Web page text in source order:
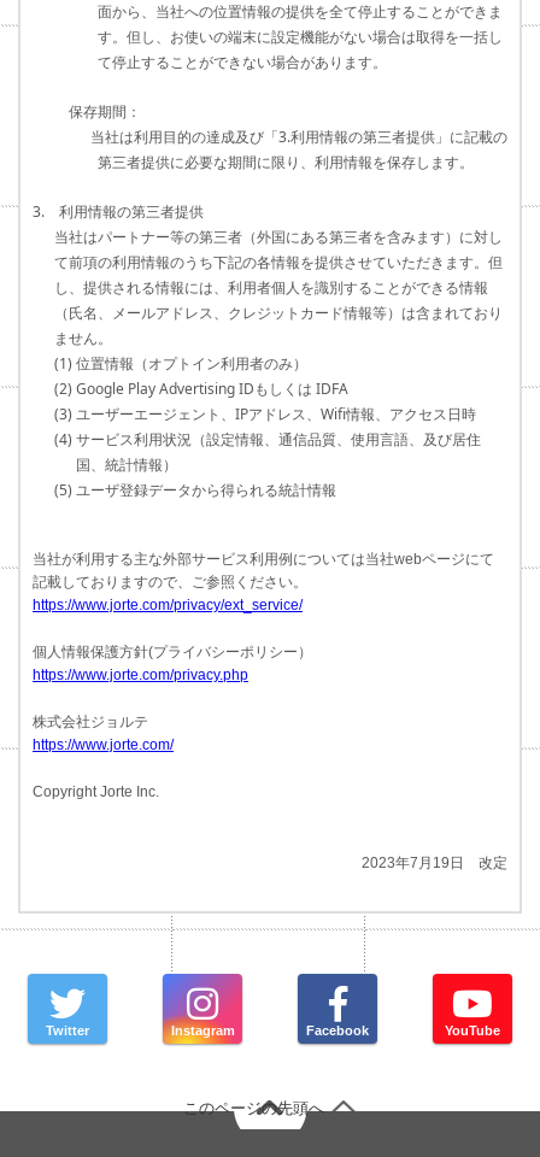
面から、当社への位置情報の提供を全て停止することができま
す。但し、お使いの端末に設定機能がない場合は取得を一括し
て停止することができない場合があります。
保存期間：
当社は利用目的の達成及び「3.利用情報の第三者提供」に記載の
第三者提供に必要な期間に限り、利用情報を保存します。
3. 利用情報の第三者提供
当社はパートナー等の第三者（外国にある第三者を含みます）に対し
て前項の利用情報のうち下記の各情報を提供させていただきます。但
し、提供される情報には、利用者個人を識別することができる情報
（氏名、メールアドレス、クレジットカード情報等）は含まれており
ません。
(1) 位置情報（オプトイン利用者のみ）
(2) Google Play Advertising IDもしくは IDFA
(3) ユーザーエージェント、IPアドレス、Wifi情報、アクセス日時
(4) サービス利用状況（設定情報、通信品質、使用言語、及び居住
国、統計情報）
(5) ユーザ登録データから得られる統計情報
当社が利用する主な外部サービス利用例については当社webページにて
記載しておりますので、ご参照ください。
https://www.jorte.com/privacy/ext_service/
個人情報保護方針(プライバシーポリシー）
https://www.jorte.com/privacy.php
株式会社ジョルテ
https://www.jorte.com/
Copyright Jorte Inc.
2023年7月19日 改定
Twitter Instagram Facebook YouTube
このページの先頭へ